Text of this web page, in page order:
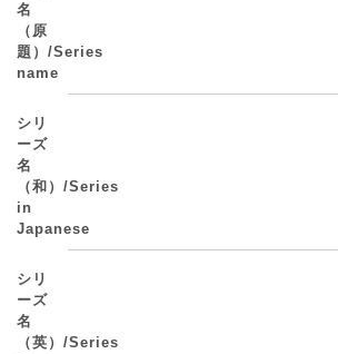
名
（原
題）/Series
name
シリ
ーズ
名
（和）/Series
in
Japanese
シリ
ーズ
名
（英）/Series